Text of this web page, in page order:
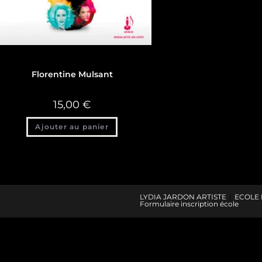
Florentine Mulsant
15,00€
Ajouter au panier
LYDIA JARDON ARTISTE ECOLE
Formulaire inscription école